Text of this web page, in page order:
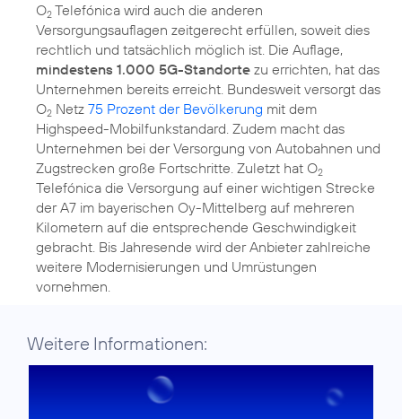
O2 Telefónica wird auch die anderen
Versorgungsauflagen zeitgerecht erfüllen, soweit dies
rechtlich und tatsächlich möglich ist. Die Auflage,
mindestens 1.000 5G-Standorte zu errichten, hat das
Unternehmen bereits erreicht. Bundesweit versorgt das
O2 Netz 75 Prozent der Bevölkerung mit dem
Highspeed-Mobilfunkstandard. Zudem macht das
Unternehmen bei der Versorgung von Autobahnen und
Zugstrecken große Fortschritte. Zuletzt hat O2
Telefónica die Versorgung auf einer wichtigen Strecke
der A7 im bayerischen Oy-Mittelberg auf mehreren
Kilometern auf die entsprechende Geschwindigkeit
gebracht. Bis Jahresende wird der Anbieter zahlreiche
weitere Modernisierungen und Umrüstungen
vornehmen.
Weitere Informationen: